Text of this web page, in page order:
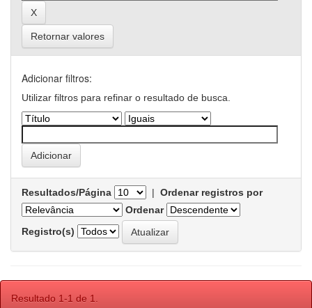
Retornar valores
Adicionar filtros:
Utilizar filtros para refinar o resultado de busca.
Resultados/Página | Ordenar registros por
Ordenar
Registro(s)
Resultado 1-1 de 1.